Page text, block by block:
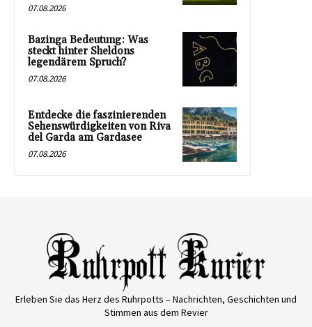
07.08.2026
Bazinga Bedeutung: Was
steckt hinter Sheldons
legendärem Spruch?
07.08.2026
Entdecke die faszinierenden
Sehenswürdigkeiten von Riva
del Garda am Gardasee
07.08.2026
Erleben Sie das Herz des Ruhrpotts – Nachrichten, Geschichten und
Stimmen aus dem Revier